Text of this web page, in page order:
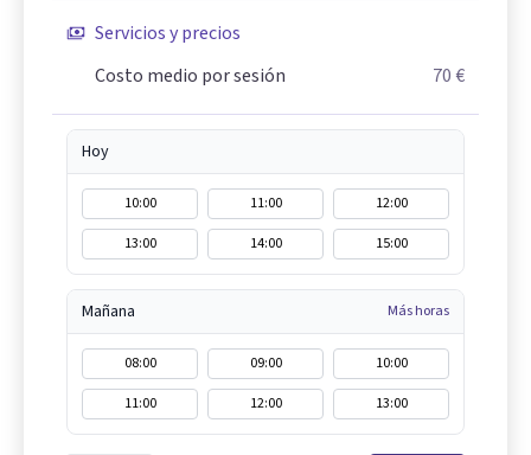
Servicios y precios
Costo medio por sesión
70 €
Hoy
10:00 11:00
12:00
13:00
14:00 15:00
Mañana Más horas
08:00 09:00
10:00
11:00
12:00 13:00